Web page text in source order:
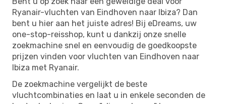
Ryanair-vluchten van Eindhoven naar Ibiza? Dan
bent u hier aan het juiste adres! Bij eDreams, uw
one-stop-reisshop, kunt u dankzij onze snelle
zoekmachine snel en eenvoudig de goedkoopste
prijzen vinden voor vluchten van Eindhoven naar
Ibiza met Ryanair.
De zoekmachine vergelijkt de beste
vluchtcombinaties en laat u in enkele seconden de